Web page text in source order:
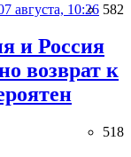
августа, 10:26 582
и Россия
возврат к
518